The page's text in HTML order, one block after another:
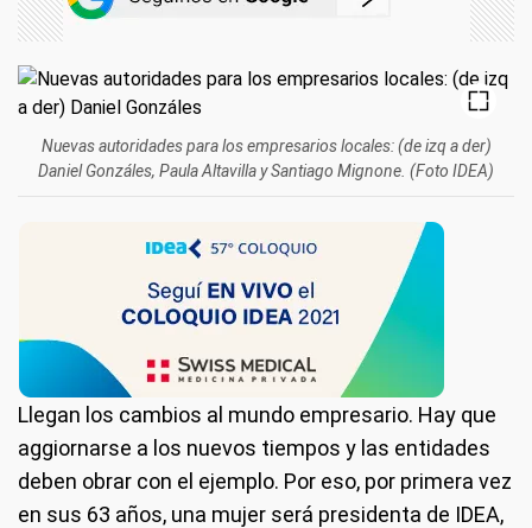
Nuevas autoridades para los empresarios locales: (de izq a der)
Daniel Gonzáles, Paula Altavilla y Santiago Mignone. (Foto IDEA)
Llegan los cambios al mundo empresario. Hay que
aggiornarse a los nuevos tiempos y las entidades
deben obrar con el ejemplo. Por eso, por primera vez
en sus 63 años, una mujer será presidenta de IDEA,